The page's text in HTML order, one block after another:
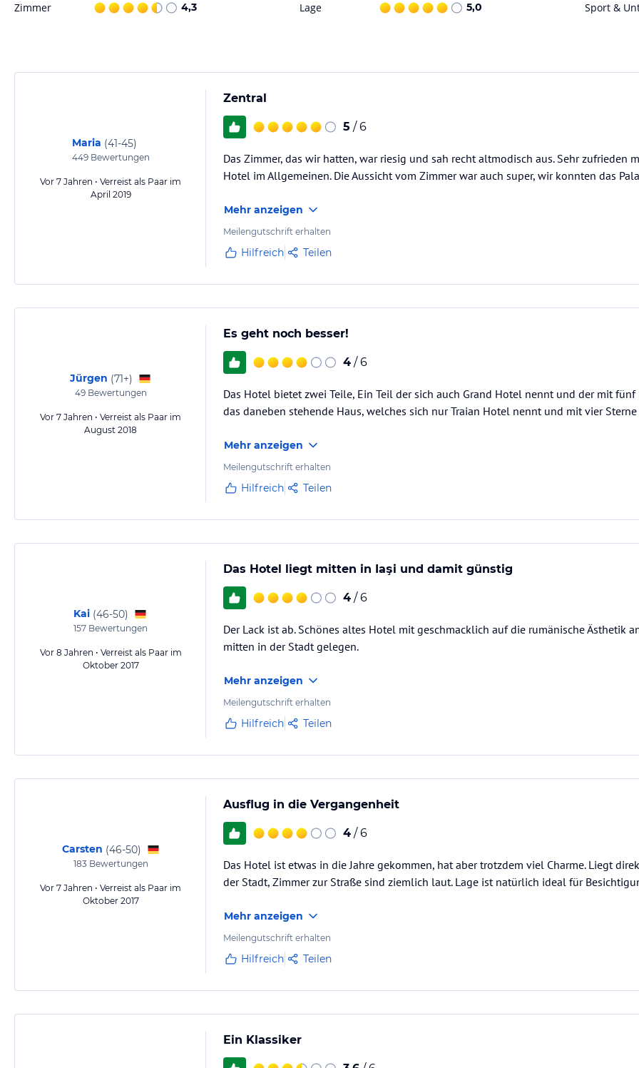
Hinweis:
Verfasst von HolidayCheck mit Hilfe von KI. Alle Angaben ohne Gewähr. Bitte lies vor der Buchung die
Zimmer 4,3 Lage 5,0 Sport &
Maria (41-45)
449Bewertungen
Vor 7 Jahren • Verreist als Paar im
April 2019
Zentral
5 / 6
Das Zimmer, das wir hatten, war riesig und sah recht altmodisch aus. Sehr zufrieden
Hotel im Allgemeinen. Die Aussicht vom Zimmer war auch super, wir konnten das
Mehr anzeigen
Meilengutschrift erhalten
Hilfreich Teilen
Jürgen (71+)
49Bewertungen
Vor 7 Jahren • Verreist als Paar im
August 2018
Es geht noch besser!
4 / 6
Das Hotel bietet zwei Teile, Ein Teil der sich auch Grand Hotel nennt und der mit
das daneben stehende Haus, welches sich nur Traian Hotel nennt und mit vier
Mehr anzeigen
Meilengutschrift erhalten
Hilfreich Teilen
Kai (46-50)
157 Bewertungen
Vor 8 Jahren • Verreist als Paar im
Oktober 2017
Das Hotel liegt mitten in Iaşi und damit günstig
4 / 6
Der Lack ist ab. Schönes altes Hotel mit geschmacklich auf die rumänische Ästhetik
mitten in der Stadt gelegen.
Mehr anzeigen
Meilengutschrift erhalten
Hilfreich Teilen
Carsten (46-50)
183Bewertungen
Vor 7 Jahren • Verreist als Paar im
Oktober 2017
Ausflug in die Vergangenheit
4 / 6
Das Hotel ist etwas in die Jahre gekommen, hat aber trotzdem viel Charme. Liegt
der Stadt, Zimmer zur Straße sind ziemlich laut. Lage ist natürlich ideal für
Mehr anzeigen
Meilengutschrift erhalten
Hilfreich Teilen
Ein Klassiker